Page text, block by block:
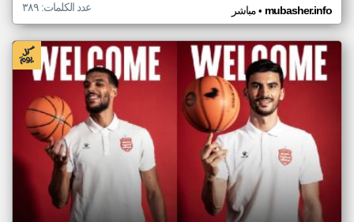
مباشر• mubasher.info عدد الكلمات: ٣٨٩